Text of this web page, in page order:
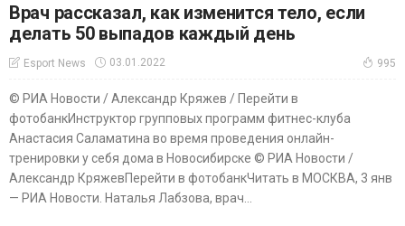
Врач рассказал, как изменится тело, если
делать 50 выпадов каждый день
Esport News 03.01.2022 995
© РИА Новости / Александр Кряжев / Перейти в
фотобанкИнструктор групповых программ фитнес-клуба
Анастасия Саламатина во время проведения онлайн-
тренировки у себя дома в Новосибирске © РИА Новости /
Александр КряжевПерейти в фотобанкЧитать в МОСКВА, 3 янв
— РИА Новости. Наталья Лабзова, врач...